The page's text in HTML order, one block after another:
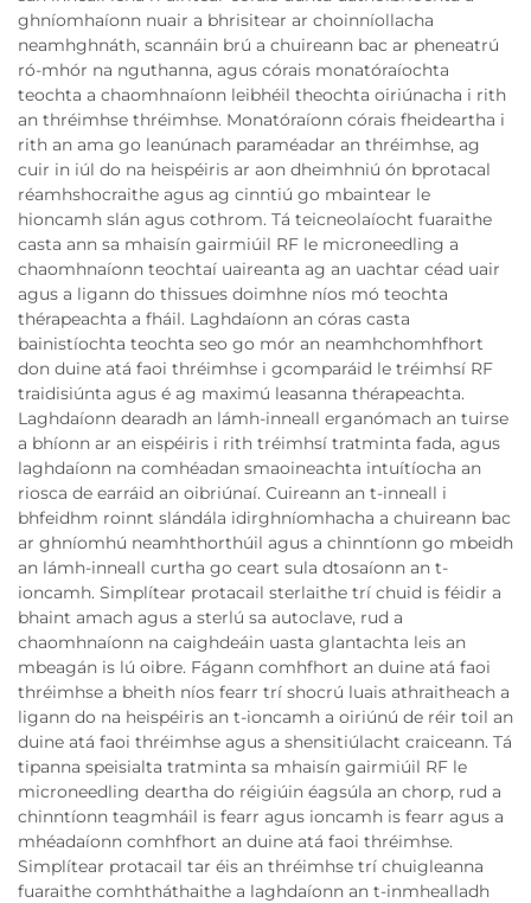
ghníomhaíonn nuair a bhrisitear ar choinníollacha
neamhghnáth, scannáin brú a chuireann bac ar pheneatrú
ró-mhór na nguthanna, agus córais monatóraíochta
teochta a chaomhnaíonn leibhéil theochta oiriúnacha i rith
an thréimhse thréimhse. Monatóraíonn córais fheideartha i
rith an ama go leanúnach paraméadar an thréimhse, ag
cuir in iúl do na heispéiris ar aon dheimhniú ón bprotacal
réamhshocraithe agus ag cinntiú go mbaintear le
hioncamh slán agus cothrom. Tá teicneolaíocht fuaraithe
casta ann sa mhaisín gairmiúil RF le microneedling a
chaomhnaíonn teochtaí uaireanta ag an uachtar céad uair
agus a ligann do thissues doimhne níos mó teochta
thérapeachta a fháil. Laghdaíonn an córas casta
bainistíochta teochta seo go mór an neamhchomhfhort
don duine atá faoi thréimhse i gcomparáid le tréimhsí RF
traidisiúnta agus é ag maximú leasanna thérapeachta.
Laghdaíonn dearadh an lámh-inneall erganómach an tuirse
a bhíonn ar an eispéiris i rith tréimhsí tratminta fada, agus
laghdaíonn na comhéadan smaoineachta intuítíocha an
riosca de earráid an oibriúnaí. Cuireann an t-inneall i
bhfeidhm roinnt slándála idirghníomhacha a chuireann bac
ar ghníomhú neamhthorthúil agus a chinntíonn go mbeidh
an lámh-inneall curtha go ceart sula dtosaíonn an t-
ioncamh. Simplítear protacail sterlaithe trí chuid is féidir a
bhaint amach agus a sterlú sa autoclave, rud a
chaomhnaíonn na caighdeáin uasta glantachta leis an
mbeagán is lú oibre. Fágann comhfhort an duine atá faoi
thréimhse a bheith níos fearr trí shocrú luais athraitheach a
ligann do na heispéiris an t-ioncamh a oiriúnú de réir toil an
duine atá faoi thréimhse agus a shensitiúlacht craiceann. Tá
tipanna speisialta tratminta sa mhaisín gairmiúil RF le
microneedling deartha do réigiúin éagsúla an chorp, rud a
chinntíonn teagmháil is fearr agus ioncamh is fearr agus a
mhéadaíonn comhfhort an duine atá faoi thréimhse.
Simplítear protacail tar éis an thréimhse trí chuigleanna
fuaraithe comhtháthaithe a laghdaíonn an t-inmhealladh